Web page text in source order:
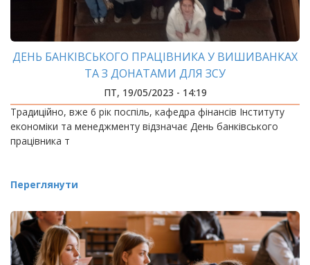
ДЕНЬ БАНКІВСЬКОГО ПРАЦІВНИКА У ВИШИВАНКАХ
ТА З ДОНАТАМИ ДЛЯ ЗСУ
ПТ, 19/05/2023 - 14:19
Традиційно, вже 6 рік поспіль, кафедра фінансів Інституту
економіки та менеджменту відзначає День банківського
працівника т
Переглянути